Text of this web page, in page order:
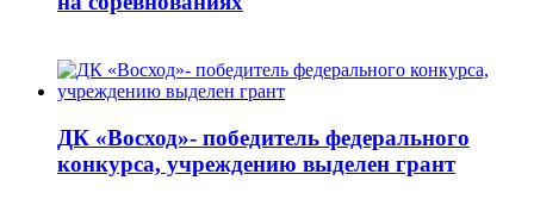
ДК «Восход»- победитель федерального
конкурса, учреждению выделен грант